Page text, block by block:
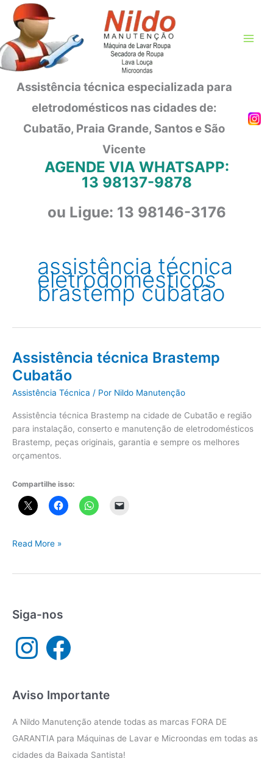
para
conteúdo
Assistência técnica especializada para
eletrodomésticos nas cidades de:
Cubatão, Praia Grande, Santos e São
Vicente
AGENDE VIA WHATSAPP:
13 98137-9878
ou Ligue: 13 98146-3176
assistência técnica
eletrodomésticos
brastemp cubatão
Assistência técnica Brastemp
Cubatão
Assistência Técnica / Por Nildo Manutenção
Assistência técnica Brastemp na cidade de Cubatão e região
para instalação, conserto e manutenção de eletrodomésticos
Brastemp, peças originais, garantia e sempre os melhores
orçamentos.
Compartilhe isso:
Assistência
Read More »
Siga-nos
n
a
m
a
c
Aviso Importante
A Nildo Manutenção atende todas as marcas FORA DE
GARANTIA para Máquinas de Lavar e Microondas em todas as
cidades da Baixada Santista!